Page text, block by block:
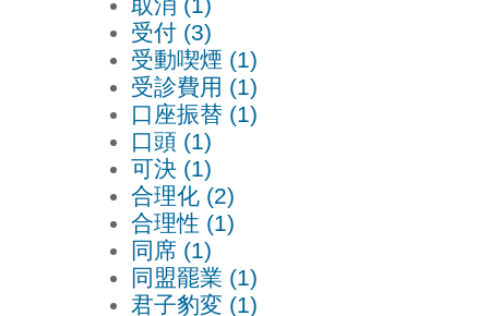
取消 (1)
受付 (3)
受動喫煙 (1)
受診費用 (1)
口座振替 (1)
口頭 (1)
可決 (1)
合理化 (2)
合理性 (1)
同席 (1)
同盟罷業 (1)
君子豹変 (1)